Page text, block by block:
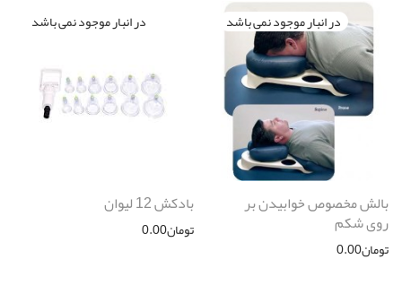
بالش مخصوص خوابیدن بر
روی شکم
تومان0.00
بادکش 12 لیوان
تومان0.00